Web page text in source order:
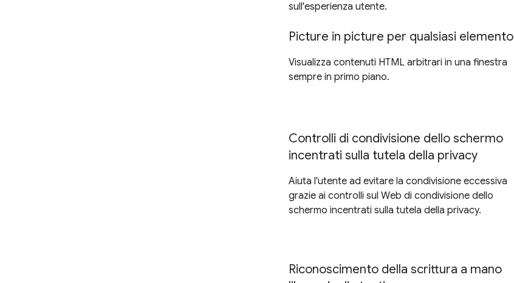
sull'esperienza utente.
Picture in picture per qualsiasi elemento
Visualizza contenuti HTML arbitrari in una finestra
sempre in primo piano.
Controlli di condivisione dello schermo
incentrati sulla tutela della privacy
Aiuta l'utente ad evitare la condivisione eccessiva
grazie ai controlli sul Web di condivisione dello
schermo incentrati sulla tutela della privacy.
Riconoscimento della scrittura a mano